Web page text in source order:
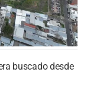
buscado desde